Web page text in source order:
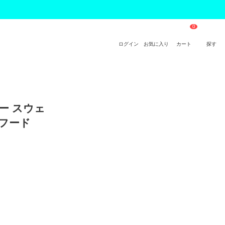
ログイン お気に入り カート 探す
スウェ
ード